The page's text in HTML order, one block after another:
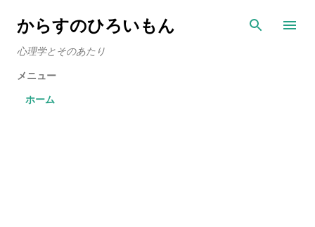
スキップしてメイン コンテンツに移動
からすのひろいもん
心理学とそのあたり
メニュー
ホーム